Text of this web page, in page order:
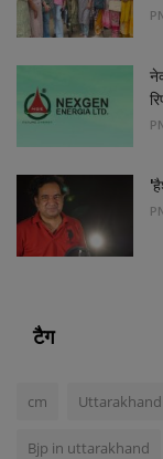
टैग
cm
Bjp in uttarakhand